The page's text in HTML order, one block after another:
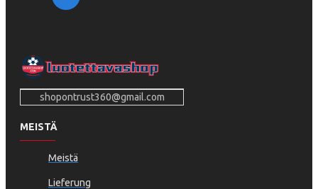
shopontrust360@gmail.com
MEISTÄ
Meistä
Lieferung